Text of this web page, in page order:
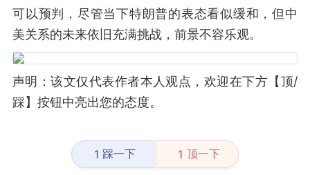
可以预判，尽管当下特朗普的表态看似缓和，但中
美关系的未来依旧充满挑战，前景不容乐观。
声明：该文仅代表作者本人观点，欢迎在下方【顶/
踩】按钮中亮出您的态度。
1 踩一下 1 顶一下